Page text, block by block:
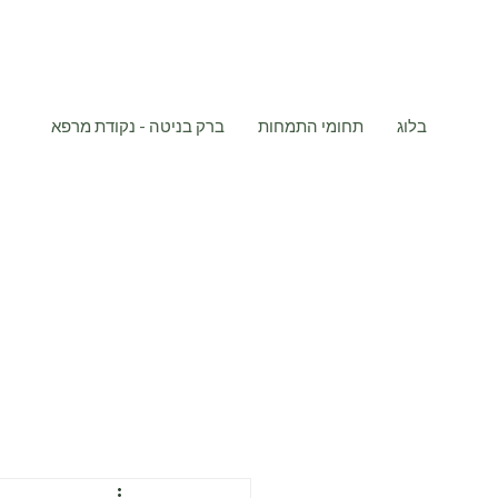
ברק בניטה - נקודת מרפא תחומי התמחות בלוג